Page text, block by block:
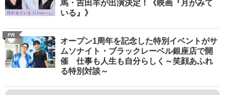
馬・吉田羊が出演決定！《映画『月がみて
いる』》
PR
オープン1周年を記念した特別イベントがサ
ムソナイト・ブラックレーベル銀座店で開
催 仕事も人生も自分らしく～笑顔あふれ
る特別対談～